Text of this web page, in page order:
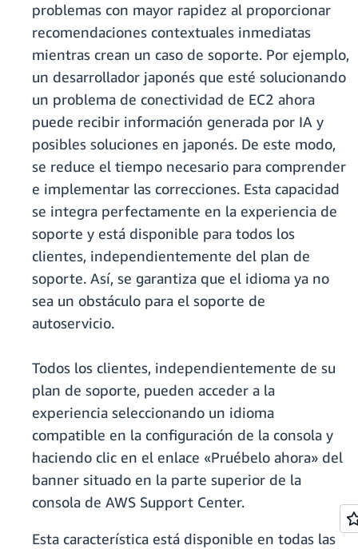
problemas con mayor rapidez al proporcionar
recomendaciones contextuales inmediatas
mientras crean un caso de soporte. Por ejemplo,
un desarrollador japonés que esté solucionando
un problema de conectividad de EC2 ahora
puede recibir información generada por IA y
posibles soluciones en japonés. De este modo,
se reduce el tiempo necesario para comprender
e implementar las correcciones. Esta capacidad
se integra perfectamente en la experiencia de
soporte y está disponible para todos los
clientes, independientemente del plan de
soporte. Así, se garantiza que el idioma ya no
sea un obstáculo para el soporte de
autoservicio.
Todos los clientes, independientemente de su
plan de soporte, pueden acceder a la
experiencia seleccionando un idioma
compatible en la configuración de la consola y
haciendo clic en el enlace «Pruébelo ahora» del
banner situado en la parte superior de la
consola de AWS Support Center.
Esta característica está disponible en todas las